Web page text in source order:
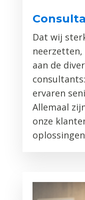
Dat wij
aan de
ervaren
Allemaal
onze